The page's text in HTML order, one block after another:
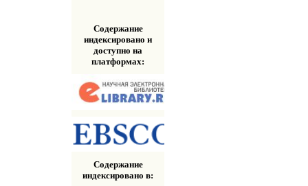
Содержание
индексировано и
доступно на
платформах:
Содержание
индексировано в: